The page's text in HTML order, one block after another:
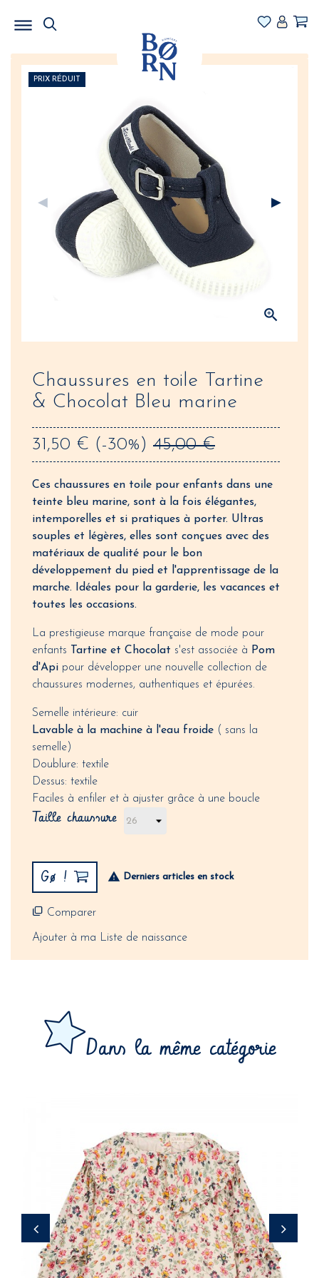
PRIX RÉDUIT

Chaussures en toile Tartine
& Chocolat Bleu marine
31,50 € (-30%) 45,00 €
Ces chaussures en toile pour enfants dans une
teinte bleu marine, sont à la fois élégantes,
intemporelles et si pratiques à porter. Ultras
souples et légères, elles sont conçues avec des
matériaux de qualité pour le bon
développement du pied et l'apprentissage de la
marche. Idéales pour la garderie, les vacances et
toutes les occasions.
La prestigieuse marque française de mode pour
enfants
Tartine et Chocolat s'est associée à Pom
d'Api pour développer une nouvelle collection de
chaussures modernes, authentiques et épurées.
Semelle intérieure: cuir
Lavable à la machine à l'eau froide ( sans la
semelle)
Doublure: textile
Dessus: textile
Faciles à enfiler et à ajuster grâce à une boucle
Taille chaussure
Gø ! Derniers articles en stock
Comparer
Ajouter à ma Liste de naissance
Dans la même catégorie
42,00 €